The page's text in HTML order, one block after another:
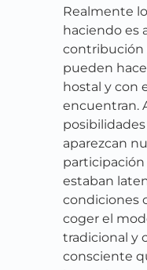
Realmente
haciendo es
contribución
pueden
hostal y con
encuentran.
aparezcan
participación
estaban
condiciones
coger el
tradicional y
consciente